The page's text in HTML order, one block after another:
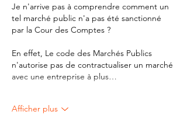
Je n'arrive pas à comprendre comment un
tel marché public n'a pas été sanctionné
par la Cour des Comptes ?
En effet, Le code des Marchés Publics
n'autorise pas de contractualiser un marché
avec une entreprise à plus…
Afficher plus